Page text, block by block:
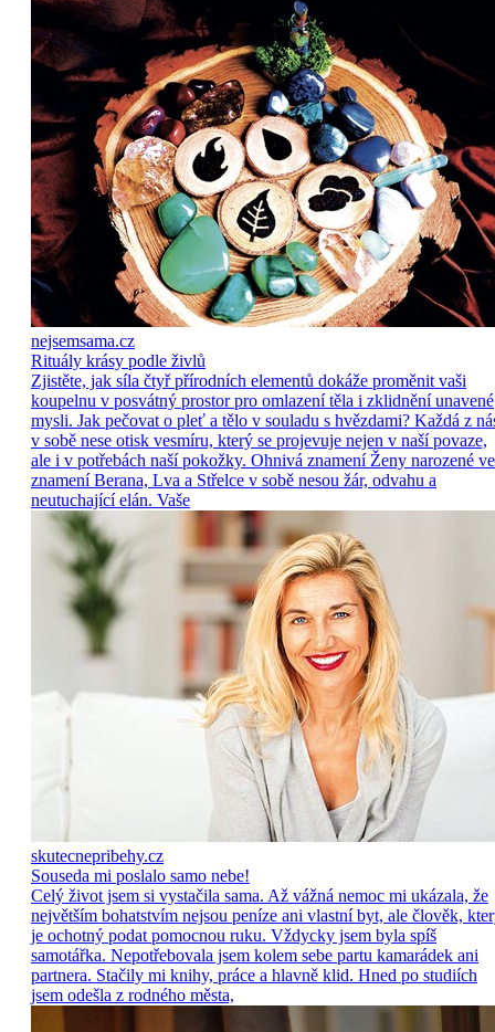
nejsemsama.cz
Rituály krásy podle živlů
Zjistěte, jak síla čtyř přírodních elementů dokáže proměnit vaši
koupelnu v posvátný prostor pro omlazení těla i zklidnění unavené
mysli. Jak pečovat o pleť a tělo v souladu s hvězdami? Každá z
v sobě nese otisk vesmíru, který se projevuje nejen v naší povaze,
ale i v potřebách naší pokožky. Ohnivá znamení Ženy narozené ve
znamení Berana, Lva a Střelce v sobě nesou žár, odvahu a
neutuchající elán. Vaše
skutecnepribehy.cz
Souseda mi poslalo samo nebe!
Celý život jsem si vystačila sama. Až vážná nemoc mi ukázala, že
největším bohatstvím nejsou peníze ani vlastní byt, ale člověk,
je ochotný podat pomocnou ruku. Vždycky jsem byla spíš
samotářka. Nepotřebovala jsem kolem sebe partu kamarádek ani
partnera. Stačily mi knihy, práce a hlavně klid. Hned po studiích
jsem odešla z rodného města,